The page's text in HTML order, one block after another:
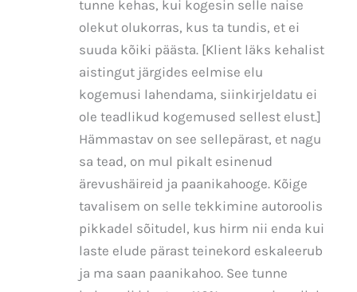
tunne kehas, kui kogesin selle naise
olekut olukorras, kus ta tundis, et ei
suuda kõiki päästa. [Klient läks kehalist
aistingut järgides eelmise elu
kogemusi lahendama, siinkirjeldatu ei
ole teadlikud kogemused sellest elust.]
Hämmastav on see sellepärast, et nagu
sa tead, on mul pikalt esinenud
ärevushäireid ja paanikahooge. Kõige
tavalisem on selle tekkimine autoroolis
pikkadel sõitudel, kus hirm nii enda kui
laste elude pärast teinekord eskaleerub
ja ma saan paanikahoo. See tunne